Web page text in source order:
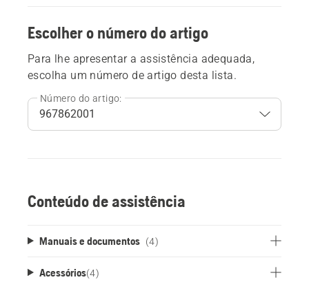
Escolher o número do artigo
Para lhe apresentar a assistência adequada,
escolha um número de artigo desta lista.
Número do artigo:
Conteúdo de assistência
Manuais e documentos (4)
Acessórios(4)